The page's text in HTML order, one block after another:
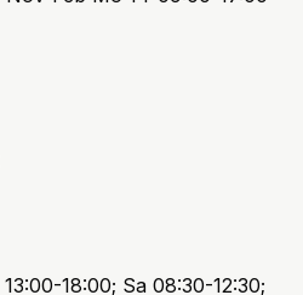
18:00; Sa 08:30-12:30;